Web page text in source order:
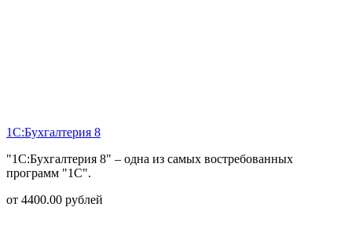
1С:Бухгалтерия 8
"1С:Бухгалтерия 8" – одна из самых востребованных
программ "1С".
от 4400.00 рублей